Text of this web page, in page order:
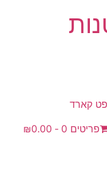
קארד
פריטים 0 ₪0.00